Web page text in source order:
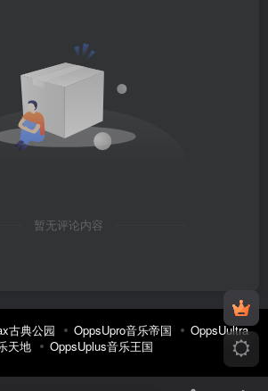
暂无评论内容
古典公园 OppsUpro音乐帝国
OppsUultra
天地
OppsUplus音乐王国